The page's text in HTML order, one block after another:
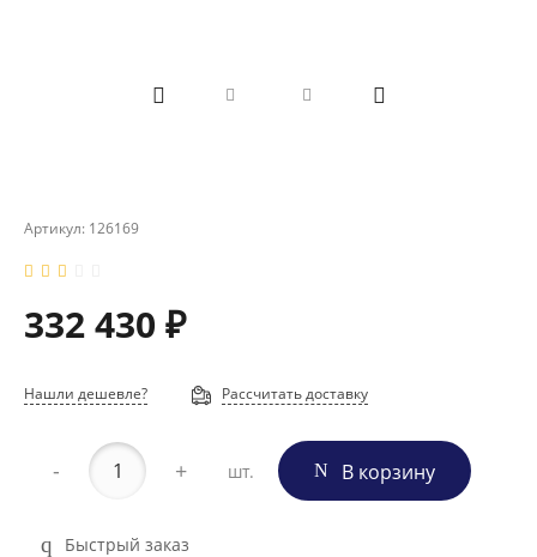
Артикул: 126169
332 430 ₽
Нашли дешевле? Рассчитать доставку
- + шт. В корзину
Быстрый заказ